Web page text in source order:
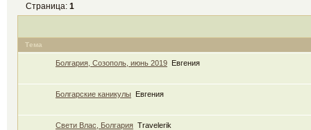
Страница:1
Тема
Болгария, Созополь, июнь 2019 Евгения
Болгарские каникулы Евгения
Свети Влас, Болгария Travelerik